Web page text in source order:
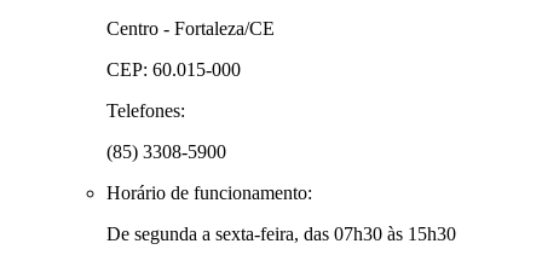
Centro - Fortaleza/CE
CEP: 60.015-000
Telefones:
(85) 3308-5900
Horário de funcionamento:
De segunda a sexta-feira, das 07h30 às 15h30